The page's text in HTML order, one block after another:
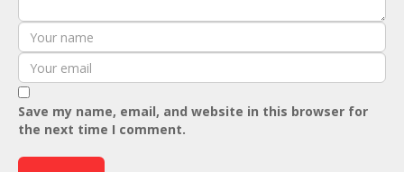
Save my name, email, and website in this browser for
the next time I comment.